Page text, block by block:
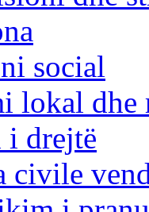
social
lokal dhe
i drejtë
civile